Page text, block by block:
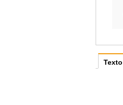
Texto